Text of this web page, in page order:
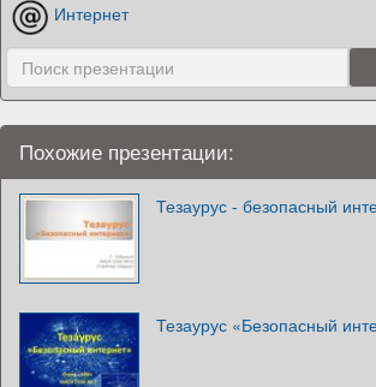
Интернет
Похожие презентации:
Тезаурус - безопасный
Тезаурус «Безопасный